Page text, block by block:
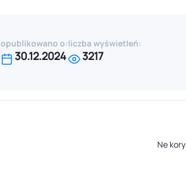
opublikowano o:
30.12.2024
liczba wyświetleń:
3217
Ne